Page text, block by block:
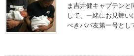
ま吉井健キャプテン
して、一緒にお見舞
べきパパ友第一号と